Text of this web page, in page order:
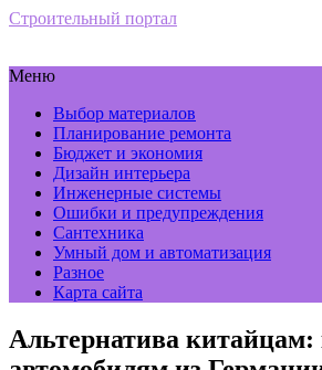
Строительный портал
Меню
Выбор материалов
Планирование ремонта
Бюджет и экономия
Дизайн интерьера
Инженерные системы
Ошибки и предупреждения
Сантехника
Умный дом и автоматизация
Разное
Карта сайта
Альтернатива